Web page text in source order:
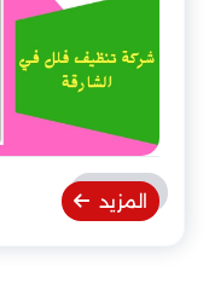
المزيد